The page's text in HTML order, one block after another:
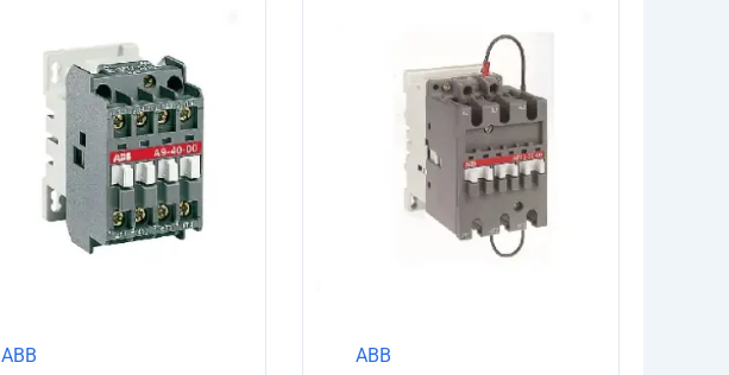
ABB ABB